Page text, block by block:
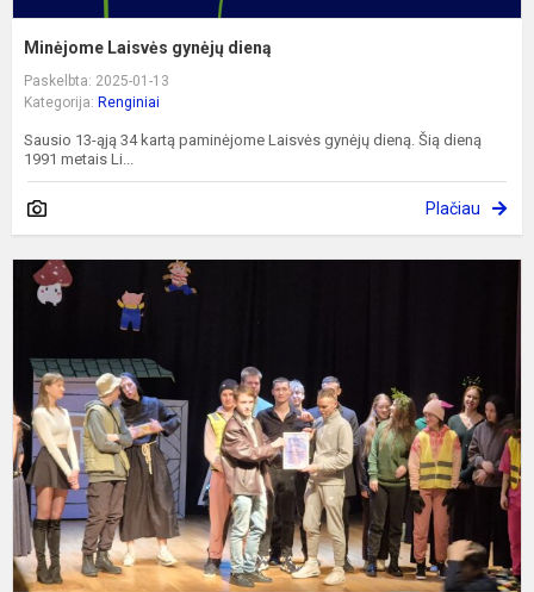
Minėjome Laisvės gynėjų dieną
Paskelbta: 2025-01-13
Kategorija: Renginiai
Sausio 13-ąją 34 kartą paminėjome Laisvės gynėjų dieną. Šią dieną
1991 metais Li...
Plačiau